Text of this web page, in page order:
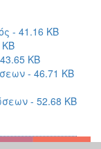
- 41.16 KB
KB
- 46.71 KB
- 52.68 KB